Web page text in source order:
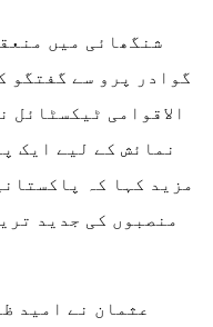
شنگھائی میں
گوادر پرو سے گفتگو
الاقوامی
نمائش کے لیے ایک
مزید کہا کہ
منصبوں کی جدید
عثمان نے امید